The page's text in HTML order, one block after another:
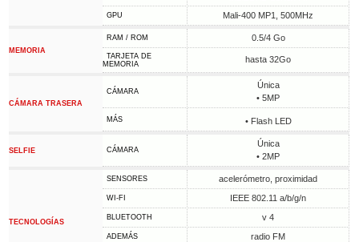
GPU Mali-400 MP1, 500MHz
MEMORIA
RAM / ROM 0.5/4 Go
TARJETA DE
MEMORIA
hasta 32Go
CÁMARA TRASERA
CÁMARA
Única
• 5MP
MÁS • Flash LED
SELFIE CÁMARA
Única
• 2MP
TECNOLOGÍAS
SENSORES acelerómetro, proximidad
WI-FI IEEE 802.11 a/b/g/n
BLUETOOTH v 4
ADEMÁS
radio FM